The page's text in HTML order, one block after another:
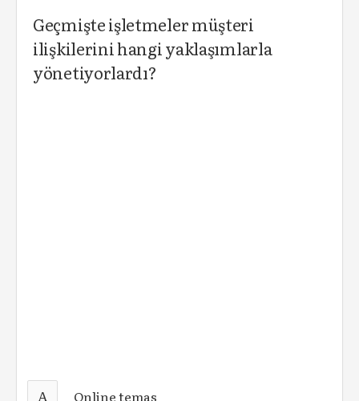
Geçmişte işletmeler müşteri
ilişkilerini hangi yaklaşımlarla
yönetiyorlardı?
A Online temas